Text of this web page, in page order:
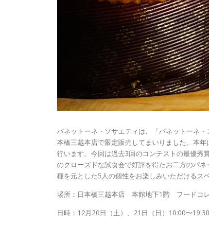
パネットーネ・ソサエティは、「パネットーネ
本橋三越本店で限定販売してまいりました。本
行います。今回は過去3回のコンテストの最優秀
のクローズドな試食会で好評を得たお二方のパ
種を元とした5人の個性をお楽しみいただけるス
場所：日本橋三越本店 本館地下1階 フードコ
日時：12月20日（土）、21日（日）10:00〜